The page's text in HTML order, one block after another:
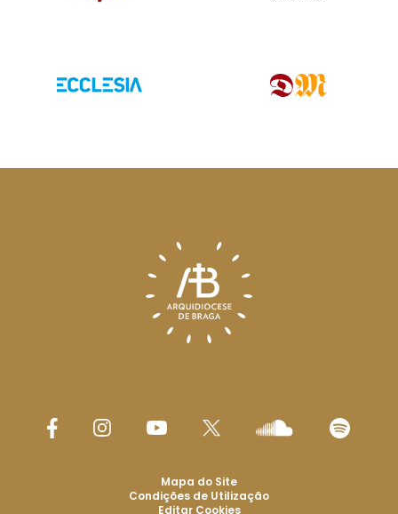
Mapa do Site
Condições de Utilização
Editar Cookies